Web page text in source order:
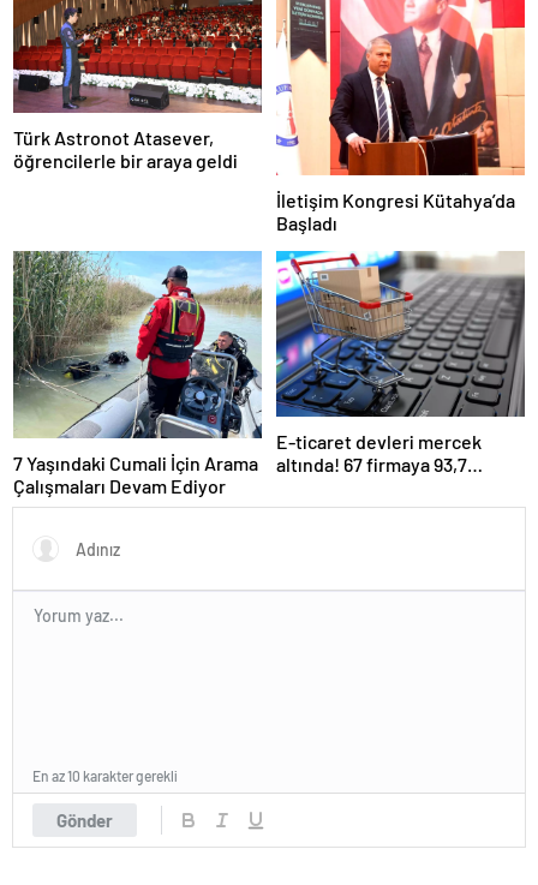
Türk Astronot Atasever,
öğrencilerle bir araya geldi
İletişim Kongresi Kütahya’da
Başladı
7 Yaşındaki Cumali İçin Arama
Çalışmaları Devam Ediyor
E-ticaret devleri mercek
altında! 67 firmaya 93,7
Gönder
En az 10 karakter gerekli